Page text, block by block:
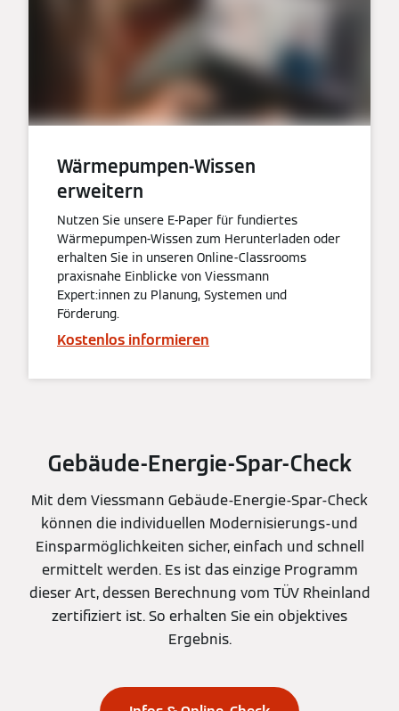
Wärmepumpen-Wissen
erweitern
Nutzen Sie unsere E‑Paper für fundiertes
Wärmepumpen‑Wissen zum Herunterladen oder
erhalten Sie in unseren Online‑Classrooms
praxisnahe Einblicke von Viessmann
Expert:innen zu Planung, Systemen und
Förderung.
Kostenlos informieren
Gebäude-Energie-Spar-Check
Mit dem Viessmann Gebäude-Energie-Spar-Check
können die individuellen Modernisierungs-und
Einsparmöglichkeiten sicher, einfach und schnell
ermittelt werden. Es ist das einzige Programm
dieser Art, dessen Berechnung vom TÜV Rheinland
zertifiziert ist. So erhalten Sie ein objektives
Ergebnis.